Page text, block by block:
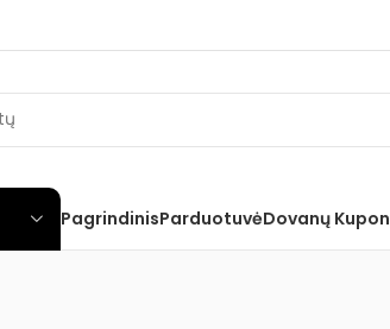
PagrindinisParduotuvėDovanų